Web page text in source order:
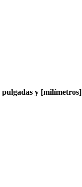
pulgadas y [milímetros]